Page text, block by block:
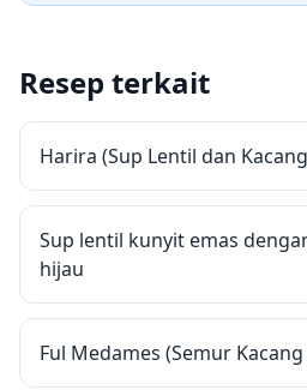
Resep terkait
Harira (Sup Lentil dan
Sup lentil kunyit emas
hijau
Ful Medames (Semur